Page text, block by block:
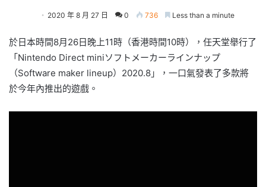
2020 年 8 月 27 日 0 736 Less than a minute
於日本時間8月26日晚上11時（香港時間10時），任天堂舉行了
「Nintendo Direct miniソフトメーカーラインナップ
（Software maker lineup）2020.8」，一口氣發表了多款將
於今年內推出的遊戲。